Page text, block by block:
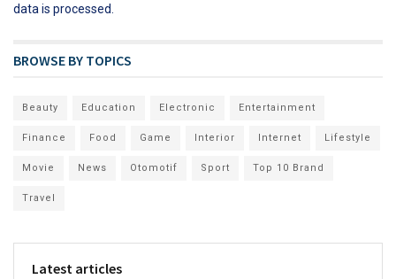
data is processed.
BROWSE BY TOPICS
Beauty Education Electronic Entertainment
Finance Food Game Interior Internet Lifestyle
Movie News Otomotif Sport Top 10 Brand
Travel
Latest articles